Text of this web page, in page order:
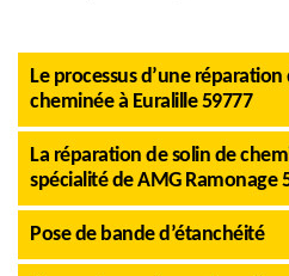
Le processus d’une réparation
cheminée à Euralille 59777
La réparation de solin de
spécialité de AMG Ramonage
Pose de bande d’étanchéité